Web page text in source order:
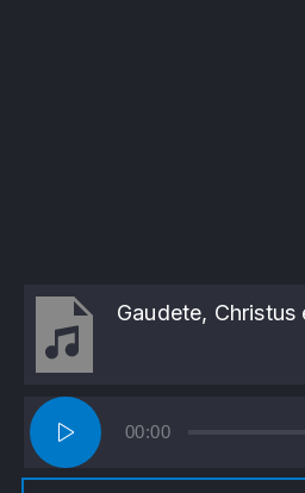
Lecteur
audio
00:00